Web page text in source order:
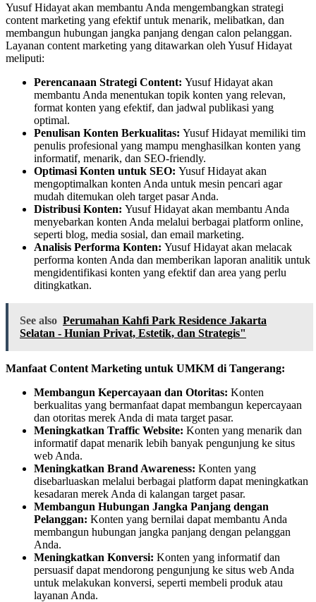
Yusuf Hidayat akan membantu Anda mengembangkan strategi
content marketing yang efektif untuk menarik, melibatkan, dan
membangun hubungan jangka panjang dengan calon pelanggan.
Layanan content marketing yang ditawarkan oleh Yusuf Hidayat
meliputi:
Perencanaan Strategi Content: Yusuf Hidayat akan
membantu Anda menentukan topik konten yang relevan,
format konten yang efektif, dan jadwal publikasi yang
optimal.
Penulisan Konten Berkualitas: Yusuf Hidayat memiliki tim
penulis profesional yang mampu menghasilkan konten yang
informatif, menarik, dan SEO-friendly.
Optimasi Konten untuk SEO: Yusuf Hidayat akan
mengoptimalkan konten Anda untuk mesin pencari agar
mudah ditemukan oleh target pasar Anda.
Distribusi Konten: Yusuf Hidayat akan membantu Anda
menyebarkan konten Anda melalui berbagai platform online,
seperti blog, media sosial, dan email marketing.
Analisis Performa Konten: Yusuf Hidayat akan melacak
performa konten Anda dan memberikan laporan analitik untuk
mengidentifikasi konten yang efektif dan area yang perlu
ditingkatkan.
See also Perumahan Kahfi Park Residence Jakarta
Selatan - Hunian Privat, Estetik, dan Strategis"
Manfaat Content Marketing untuk UMKM di Tangerang:
Membangun Kepercayaan dan Otoritas: Konten
berkualitas yang bermanfaat dapat membangun kepercayaan
dan otoritas merek Anda di mata target pasar.
Meningkatkan Traffic Website: Konten yang menarik dan
informatif dapat menarik lebih banyak pengunjung ke situs
web Anda.
Meningkatkan Brand Awareness: Konten yang
disebarluaskan melalui berbagai platform dapat meningkatkan
kesadaran merek Anda di kalangan target pasar.
Membangun Hubungan Jangka Panjang dengan
Pelanggan: Konten yang bernilai dapat membantu Anda
membangun hubungan jangka panjang dengan pelanggan
Anda.
Meningkatkan Konversi: Konten yang informatif dan
persuasif dapat mendorong pengunjung ke situs web Anda
untuk melakukan konversi, seperti membeli produk atau
layanan Anda.